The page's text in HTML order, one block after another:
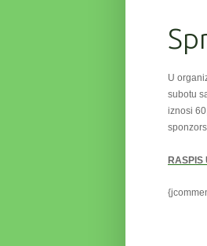
U
subotu
iznosi
RASPIS